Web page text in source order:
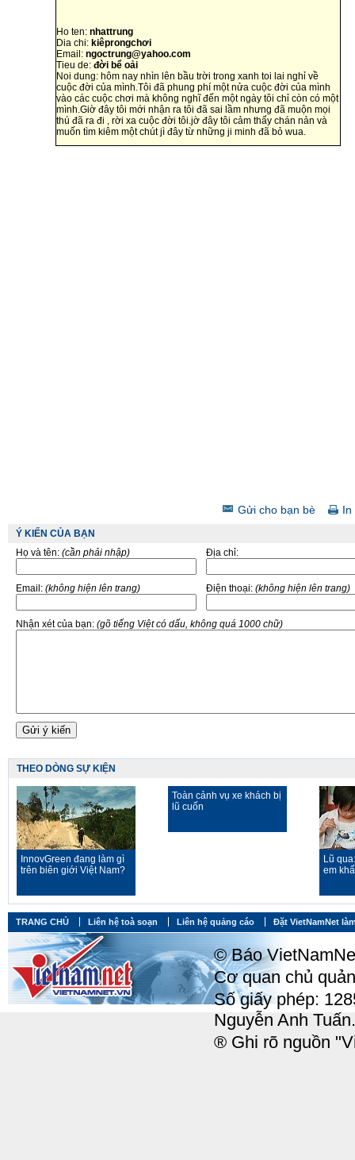
Ho ten: nhattrung
Dia chi: kiêprongchơi
Email: ngoctrung@yahoo.com
Tieu de: đời bể oải
Noi dung: hôm nay nhìn lên bầu trời trong xanh toi lai nghỉ về
cuộc đời của mình.Tôi đã phung phí một nửa cuộc đời của mình
vào các cuộc chơi mà không nghĩ đến một ngày tôi chỉ còn có một
mình.Giờ đây tôi mới nhận ra tôi đã sai lầm nhưng đã muộn mọi
thú đã ra đi , rời xa cuộc đời tôi.jờ đây tôi cảm thấy chán nản và
muốn tìm kiêm một chút jì đây từ những ji minh đã bỏ wua.
Gửi cho bạn bè In
Ý KIẾN CỦA BẠN
Họ và tên: (cần phải nhập) Địa chỉ:
Email: (không hiện lên trang) Điện thoại: (không hiện lên trang)
Nhận xét của bạn: (gõ tiếng Việt có dấu, không quá 1000 chữ)
THEO DÒNG SỰ KIỆN
InnovGreen đang làm gì
trên biên giới Việt Nam?
Toàn cảnh vụ xe khách bị
lũ cuốn
Lũ
em
TRANG CHỦ Liên hệ toà soạn Liên hệ quảng cáo Đặt VietNamNet
© Báo
Cơ quan chủ
Số giấy phép:
Nguyễn Anh Tuấn.
® Ghi rõ nguồn